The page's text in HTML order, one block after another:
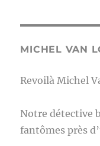
MICHEL VAN
Revoilà Michel
Notre détective
fantômes près